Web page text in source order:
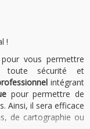
!
vous permettre
toute sécurité et
intégrant
pour permettre de
Ainsi, il sera efficace
de cartographie ou